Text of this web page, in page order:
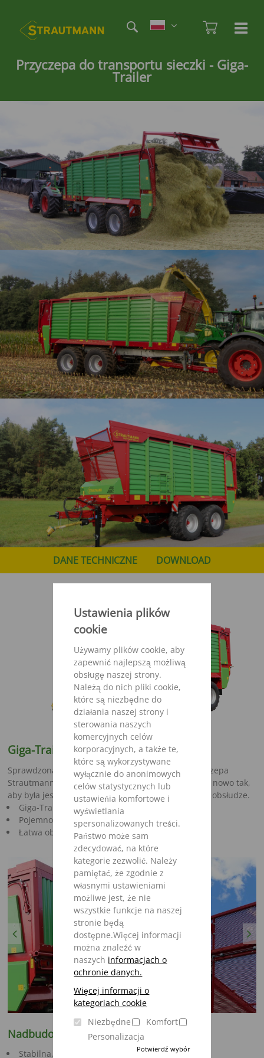
Ustawienia plików
cookie
Używamy plików cookie, aby
zapewnić najlepszą możliwą
obsługę naszej strony.
Należą do nich pliki cookie,
które są niezbędne do
działania naszej strony i
sterowania naszych
komercyjnych celów
korporacyjnych, a także te,
które są wykorzystywane
wyłącznie do anonimowych
celów statystycznych lub
ustawieńia komfortowe i
wyświetlania
spersonalizowanych treści.
Państwo może sam
zdecydować, na które
kategorie zezwolić. Należy
pamiętać, że zgodnie z
własnymi ustawieniami
możliwe jest, że nie
wszystkie funkcje na naszej
stronie będą
dostępne.Więcej informacji
można znaleźć w
naszych informacjach o
ochronie danych.
Więcej informacji o
kategoriach cookie
Niezbędne
Komfort
Personalizacja
Potwierdź wybór
main
/
Przyczepa do transportu sieczki - Giga-
Trailer
DANE TECHNICZNE DOWNLOAD
Giga-Trailer 02 - solidna & wytrzymała
Sprawdzona przyczepa do transportu sieczki. Przyczepa
Strautmann Giga-Trailer została zaprojektowana na nowo tak,
aby była jeszcze mocniejsza, prostsza i łatwiejsza w obsłudze.
Giga-Trailer 4002 - 5402
Pojemność 38 - 52 m³
Łatwa obsługa
Previous Next
Nadbudowa
Stabilna, stożkowa konstrukcja